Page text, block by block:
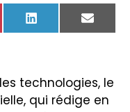
LinkedIn Email
technologies, le
qui rédige en